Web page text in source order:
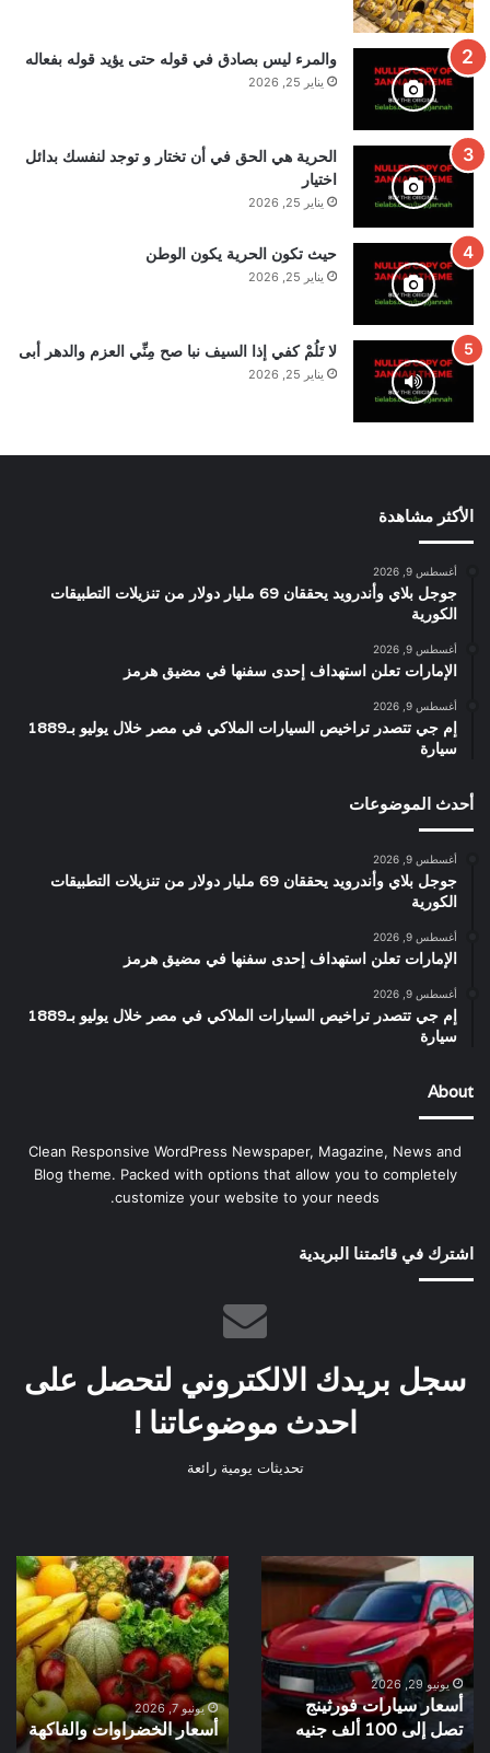
والمرء ليس بصادق في قوله حتى يؤيد قوله بفعاله
يناير 25, 2026
الحرية هي الحق في أن تختار و توجد لنفسك بدائل
اختيار
يناير 25, 2026
حيث تكون الحرية يكون الوطن
يناير 25, 2026
لا تَلُمْ كفي إذا السيف نبا صح مِنِّي العزم والدهر أبى
يناير 25, 2026
الأكثر مشاهدة
أغسطس 9, 2026
جوجل بلاي وأندرويد يحققان 69 مليار دولار من تنزيلات التطبيقات
الكورية
أغسطس 9, 2026
الإمارات تعلن استهداف إحدى سفنها في مضيق هرمز
أغسطس 9, 2026
إم جي تتصدر تراخيص السيارات الملاكي في مصر خلال يوليو بـ1889
سيارة
أحدث الموضوعات
أغسطس 9, 2026
جوجل بلاي وأندرويد يحققان 69 مليار دولار من تنزيلات التطبيقات
الكورية
أغسطس 9, 2026
الإمارات تعلن استهداف إحدى سفنها في مضيق هرمز
أغسطس 9, 2026
إم جي تتصدر تراخيص السيارات الملاكي في مصر خلال يوليو بـ1889
سيارة
About
Clean Responsive WordPress Newspaper, Magazine, News and
Blog theme. Packed with options that allow you to completely
customize your website to your needs.
اشترك في قائمتنا البريدية
سجل بريدك الالكتروني لتحصل على
احدث موضوعاتنا !
تحديثات يومية رائعة
سيارات
فورثينج
تصل
إلى
100
ألف
جنيه
يونيو 29, 2026
أسعار سيارات فورثينج
تصل إلى 100 ألف جنيه
أسعار
الخضراوات
والفاكهة
يونيو 7, 2026
أسعار الخضراوات والفاكهة